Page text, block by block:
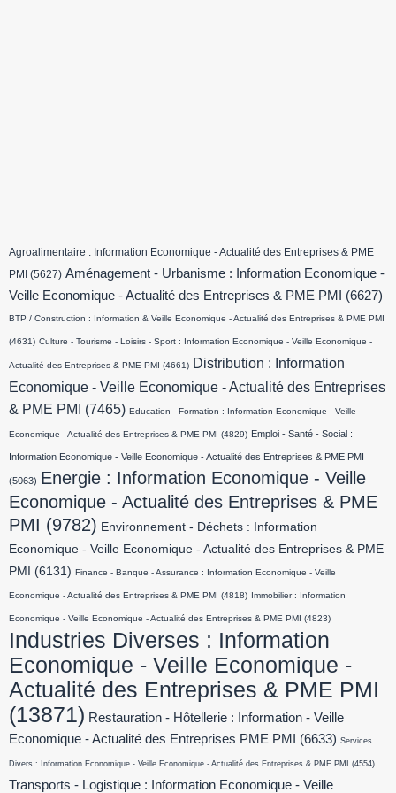
Agroalimentaire : Information Economique - Actualité des Entreprises & PME
PMI (5627) Aménagement - Urbanisme : Information Economique -
Veille Economique - Actualité des Entreprises & PME PMI
(6627)
BTP / Construction : Information & Veille Economique - Actualité des Entreprises & PME PMI
(4631) Culture - Tourisme - Loisirs - Sport : Information Economique - Veille Economique -
Actualité des Entreprises & PME PMI (4661) Distribution : Information
Economique - Veille Economique - Actualité des Entreprises
& PME PMI
(7465) Education - Formation : Information Economique - Veille
Economique - Actualité des Entreprises & PME PMI (4829) Emploi - Santé - Social :
Information Economique - Veille Economique - Actualité des Entreprises & PME PMI
(5063) Energie : Information Economique - Veille
Economique - Actualité des Entreprises & PME
PMI (9782) Environnement - Déchets : Information
Economique - Veille Economique - Actualité des Entreprises & PME
PMI
(6131) Finance - Banque - Assurance : Information Economique - Veille
Economique - Actualité des Entreprises & PME PMI (4818) Immobilier : Information
Economique - Veille Economique - Actualité des Entreprises & PME PMI (4823)
Industries Diverses : Information
Economique - Veille Economique -
Actualité des Entreprises & PME PMI
(13871) Restauration - Hôtellerie : Information - Veille
Economique - Actualité des Entreprises PME PMI
(6633) Services
Divers : Information Economique - Veille Economique - Actualité des Entreprises & PME PMI (4554)
Transports - Logistique : Information Economique - Veille